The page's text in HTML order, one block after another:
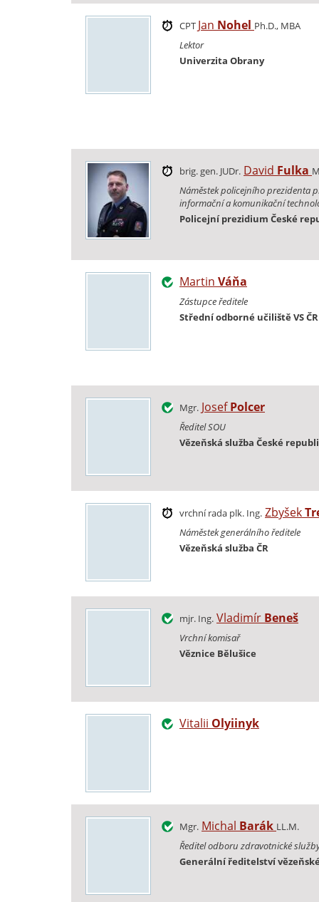
CPT Jan Nohel Ph.D., MBA
Lektor
Univerzita Obrany
brig. gen. JUDr. David Fulka
Náměstek policejního prezidenta
informační a komunikační
Policejní prezidium České
Martin Váňa
Zástupce ředitele
Střední odborné učiliště VS ČR
Mgr. JosefPolcer
Ředitel SOU
Vězeňská služba České
vrchní rada plk. Ing. Zbyšek
Náměstek generálního ředitele
Vězeňská služba ČR
mjr. Ing. Vladimír Beneš
Vrchní komisař
Věznice Bělušice
Vitalii Olyiinyk
Mgr. Michal Barák LL.M.
Ředitel odboru zdravotnické
Generální ředitelství